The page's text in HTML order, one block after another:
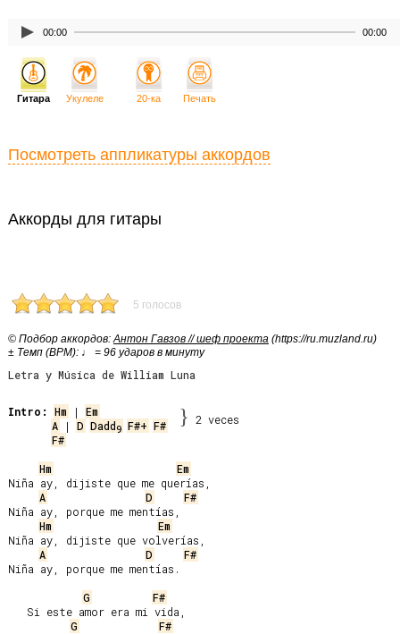
00:00 00:00
Аккорды для гитары
5 голосов
© Подбор аккордов:Антон Гавзов // шеф проекта (https://ru.muzland.ru)
± Темп (BPM): ♩ = 96 ударов в минуту
Letra y Música de William Luna
Intro: Hm | Em
A | D Dadd9 F#+ F# } 2 veces
F#
Hm
Em
Niña ay, dijiste que me querías,
A
D
F#
Niña ay, porque me mentías,
Hm
Em
Niña ay, dijiste que volverías,
A
D
F#
Niña ay, porque me mentías.
G
F#
G
F#
Гитара Укулеле 20-ка Печать
Посмотреть аппликатуры аккордов